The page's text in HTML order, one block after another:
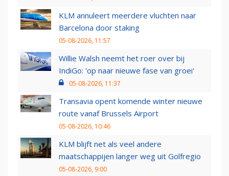
KLM annuleert meerdere vluchten naar
Barcelona door staking
05-08-2026, 11:57
Willie Walsh neemt het roer over bij
IndiGo: 'op naar nieuwe fase van groei'
05-08-2026, 11:37
Transavia opent komende winter nieuwe
route vanaf Brussels Airport
05-08-2026, 10:46
KLM blijft net als veel andere
maatschappijen langer weg uit Golfregio
05-08-2026, 9:00